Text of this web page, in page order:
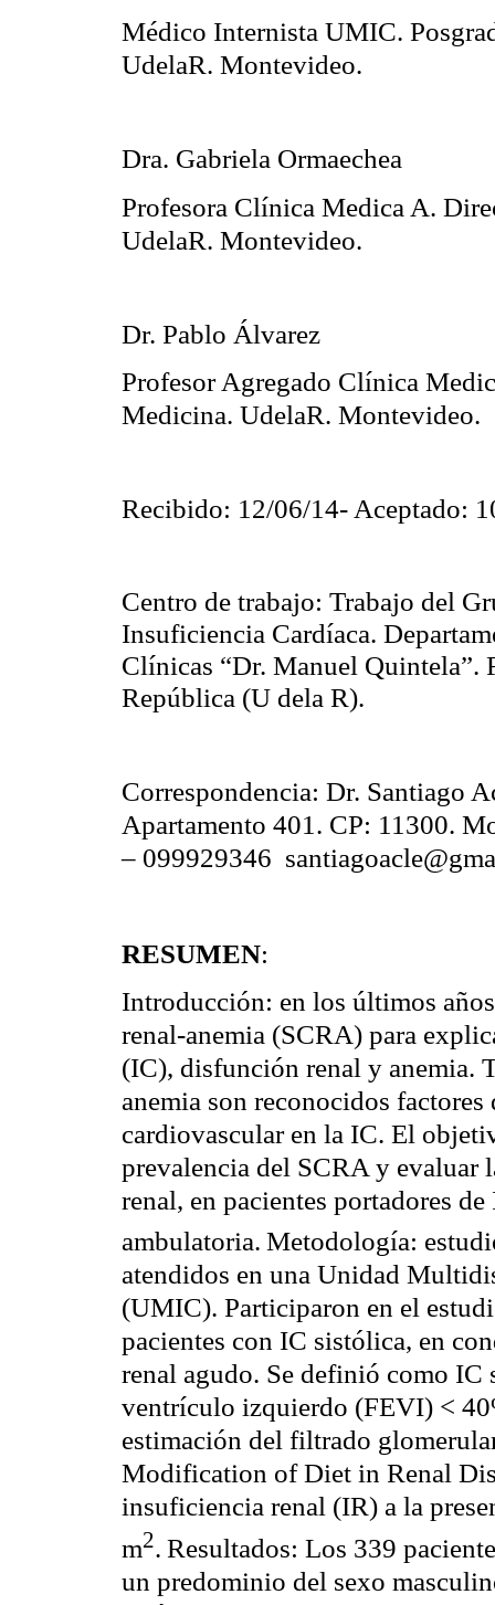
Médico Internista UMIC.
UdelaR. Montevideo.
Dra. Gabriela Ormaechea
Profesora Clínica Medica A.
UdelaR. Montevideo.
Dr. Pablo Álvarez
Profesor Agregado Clínica
Medicina. UdelaR. Montevideo.
Recibido: 12/06/14- Aceptado:
Centro de trabajo: Trabajo del
Insuficiencia Cardíaca.
Clínicas “Dr. Manuel Quintela”.
República (U dela R).
Correspondencia: Dr. Santiago
Apartamento 401. CP: 11300.
– 099929346
RESUMEN:
Introducción: en los últimos
renal-anemia (SCRA) para
(IC), disfunción renal y anemia.
anemia son reconocidos
cardiovascular en la IC. El
prevalencia del SCRA y evaluar
renal, en pacientes portadores
ambulatoria. Metodología:
atendidos en una Unidad
(UMIC). Participaron en el
pacientes con IC sistólica, en
renal agudo. Se definió como
ventrículo izquierdo (FEVI) <
estimación del filtrado
Modification of Diet in Renal
insuficiencia renal (IR) a la
m2. Resultados: Los 339
un predominio del sexo